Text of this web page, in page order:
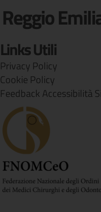
Links Utili
Privacy Policy
Cookie Policy
Feedback Accessibilità